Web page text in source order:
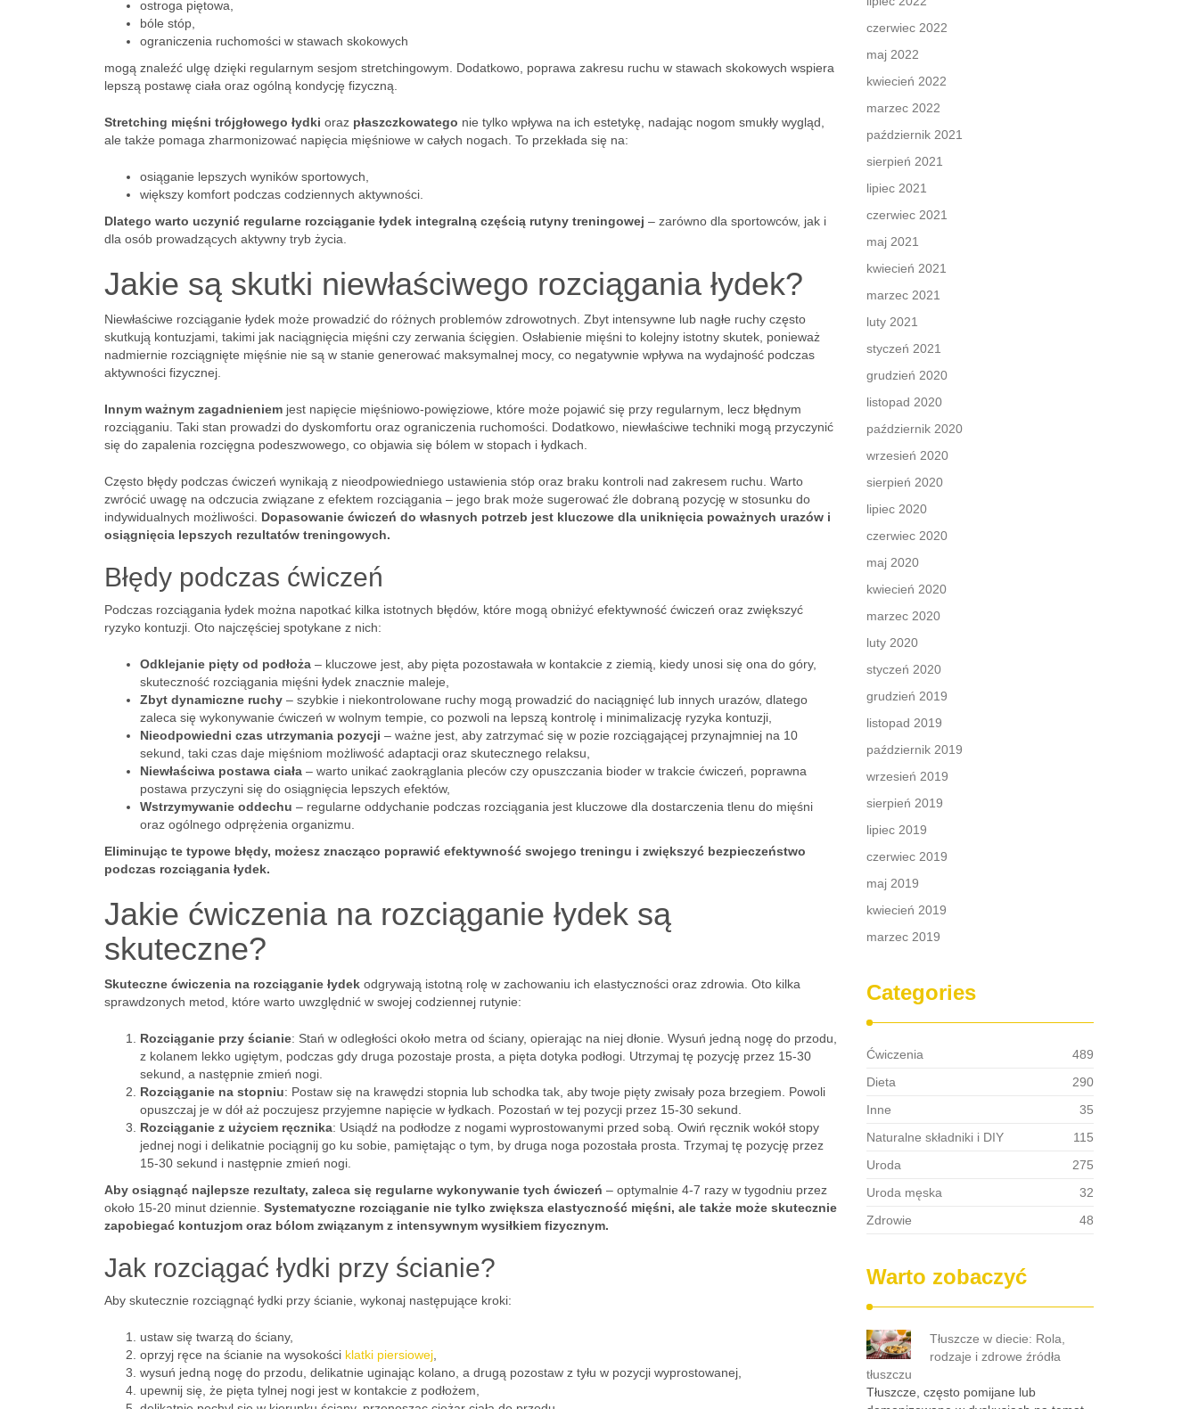
ostroga piętowa,
bóle stóp,
ograniczenia ruchomości w stawach skokowych
mogą znaleźć ulgę dzięki regularnym sesjom stretchingowym. Dodatkowo, poprawa zakresu ruchu w stawach skokowych wspiera
lepszą postawę ciała oraz ogólną kondycję fizyczną.
Stretching mięśni trójgłowego łydki oraz płaszczkowatego nie tylko wpływa na ich estetykę, nadając nogom smukły wygląd,
ale także pomaga zharmonizować napięcia mięśniowe w całych nogach. To przekłada się na:
osiąganie lepszych wyników sportowych,
większy komfort podczas codziennych aktywności.
Dlatego warto uczynić regularne rozciąganie łydek integralną częścią rutyny treningowej – zarówno dla sportowców, jak i
dla osób prowadzących aktywny tryb życia.
Jakie są skutki niewłaściwego rozciągania łydek?
Niewłaściwe rozciąganie łydek może prowadzić do różnych problemów zdrowotnych. Zbyt intensywne lub nagłe ruchy często
skutkują kontuzjami, takimi jak naciągnięcia mięśni czy zerwania ścięgien. Osłabienie mięśni to kolejny istotny skutek, ponieważ
nadmiernie rozciągnięte mięśnie nie są w stanie generować maksymalnej mocy, co negatywnie wpływa na wydajność podczas
aktywności fizycznej.
Innym ważnym zagadnieniem jest napięcie mięśniowo-powięziowe, które może pojawić się przy regularnym, lecz błędnym
rozciąganiu. Taki stan prowadzi do dyskomfortu oraz ograniczenia ruchomości. Dodatkowo, niewłaściwe techniki mogą przyczynić
się do zapalenia rozcięgna podeszwowego, co objawia się bólem w stopach i łydkach.
Często błędy podczas ćwiczeń wynikają z nieodpowiedniego ustawienia stóp oraz braku kontroli nad zakresem ruchu. Warto
zwrócić uwagę na odczucia związane z efektem rozciągania – jego brak może sugerować źle dobraną pozycję w stosunku do
indywidualnych możliwości. Dopasowanie ćwiczeń do własnych potrzeb jest kluczowe dla uniknięcia poważnych urazów i
osiągnięcia lepszych rezultatów treningowych.
Błędy podczas ćwiczeń
Podczas rozciągania łydek można napotkać kilka istotnych błędów, które mogą obniżyć efektywność ćwiczeń oraz zwiększyć
ryzyko kontuzji. Oto najczęściej spotykane z nich:
Odklejanie pięty od podłoża – kluczowe jest, aby pięta pozostawała w kontakcie z ziemią, kiedy unosi się ona do góry,
skuteczność rozciągania mięśni łydek znacznie maleje,
Zbyt dynamiczne ruchy – szybkie i niekontrolowane ruchy mogą prowadzić do naciągnięć lub innych urazów, dlatego
zaleca się wykonywanie ćwiczeń w wolnym tempie, co pozwoli na lepszą kontrolę i minimalizację ryzyka kontuzji,
Nieodpowiedni czas utrzymania pozycji – ważne jest, aby zatrzymać się w pozie rozciągającej przynajmniej na 10
sekund, taki czas daje mięśniom możliwość adaptacji oraz skutecznego relaksu,
Niewłaściwa postawa ciała – warto unikać zaokrąglania pleców czy opuszczania bioder w trakcie ćwiczeń, poprawna
postawa przyczyni się do osiągnięcia lepszych efektów,
Wstrzymywanie oddechu – regularne oddychanie podczas rozciągania jest kluczowe dla dostarczenia tlenu do mięśni
oraz ogólnego odprężenia organizmu.
Eliminując te typowe błędy, możesz znacząco poprawić efektywność swojego treningu i zwiększyć bezpieczeństwo
podczas rozciągania łydek.
Jakie ćwiczenia na rozciąganie łydek są
skuteczne?
Skuteczne ćwiczenia na rozciąganie łydek odgrywają istotną rolę w zachowaniu ich elastyczności oraz zdrowia. Oto kilka
sprawdzonych metod, które warto uwzględnić w swojej codziennej rutynie:
Rozciąganie przy ścianie: Stań w odległości około metra od ściany, opierając na niej dłonie. Wysuń jedną nogę do przodu,
z kolanem lekko ugiętym, podczas gdy druga pozostaje prosta, a pięta dotyka podłogi. Utrzymaj tę pozycję przez 15-30
sekund, a następnie zmień nogi.
Rozciąganie na stopniu: Postaw się na krawędzi stopnia lub schodka tak, aby twoje pięty zwisały poza brzegiem. Powoli
opuszczaj je w dół aż poczujesz przyjemne napięcie w łydkach. Pozostań w tej pozycji przez 15-30 sekund.
Rozciąganie z użyciem ręcznika: Usiądź na podłodze z nogami wyprostowanymi przed sobą. Owiń ręcznik wokół stopy
jednej nogi i delikatnie pociągnij go ku sobie, pamiętając o tym, by druga noga pozostała prosta. Trzymaj tę pozycję przez
15-30 sekund i następnie zmień nogi.
Aby osiągnąć najlepsze rezultaty, zaleca się regularne wykonywanie tych ćwiczeń – optymalnie 4-7 razy w tygodniu przez
około 15-20 minut dziennie. Systematyczne rozciąganie nie tylko zwiększa elastyczność mięśni, ale także może skutecznie
zapobiegać kontuzjom oraz bólom związanym z intensywnym wysiłkiem fizycznym.
Jak rozciągać łydki przy ścianie?
Aby skutecznie rozciągnąć łydki przy ścianie, wykonaj następujące kroki:
ustaw się twarzą do ściany,
oprzyj ręce na ścianie na wysokości klatki piersiowej
wysuń jedną nogę do przodu, delikatnie uginając kolano, a drugą pozostaw z tyłu w pozycji wyprostowanej,
upewnij się, że pięta tylnej nogi jest w kontakcie z podłożem,
czerwiec 2022
maj 2022
kwiecień 2022
marzec 2022
październik 2021
sierpień 2021
lipiec 2021
czerwiec 2021
maj 2021
kwiecień 2021
marzec 2021
luty 2021
styczeń 2021
grudzień 2020
listopad 2020
październik 2020
wrzesień 2020
sierpień 2020
lipiec 2020
czerwiec 2020
maj 2020
kwiecień 2020
marzec 2020
luty 2020
styczeń 2020
grudzień 2019
listopad 2019
październik 2019
wrzesień 2019
sierpień 2019
lipiec 2019
czerwiec 2019
maj 2019
kwiecień 2019
marzec 2019
Categories
Ćwiczenia
489
Dieta
290
Inne
35
Naturalne składniki i DIY
115
Uroda
275
Uroda męska
32
Zdrowie
48
Warto zobaczyć
Tłuszcze w diecie: Rola,
rodzaje i zdrowe źródła
tłuszczu
Tłuszcze, często pomijane lub